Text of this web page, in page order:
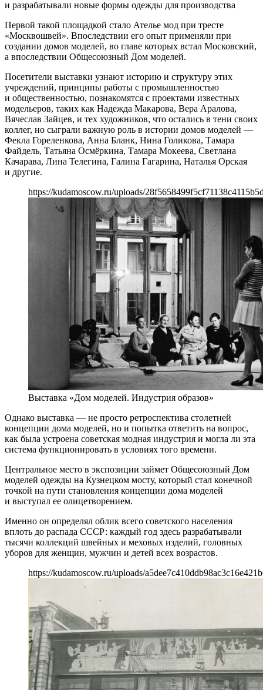
и разрабатывали новые формы одежды для производства
Первой такой площадкой стало Ателье мод при тресте
«Москвошвей». Впоследствии его опыт применяли при
создании домов моделей, во главе которых встал Московский,
а впоследствии Общесоюзный Дом моделей.
Посетители выставки узнают историю и структуру этих
учреждений, принципы работы с промышленностью
и общественностью, познакомятся с проектами известных
модельеров, таких как Надежда Макарова, Вера Аралова,
Вячеслав Зайцев, и тех художников, что остались в тени своих
коллег, но сыграли важную роль в истории домов моделей —
Фекла Гореленкова, Анна Бланк, Нина Голикова, Тамара
Файдель, Татьяна Осмёркина, Тамара Мокеева, Светлана
Качарава, Лина Телегина, Галина Гагарина, Наталья Орская
и другие.
https://kudamoscow.ru/uploads/
Выставка «Дом моделей. Индустрия образов»
Однако выставка — не просто ретроспектива столетней
концепции дома моделей, но и попытка ответить на вопрос,
как была устроена советская модная индустрия и могла ли эта
система функционировать в условиях того времени.
Центральное место в экспозиции займет Общесоюзный Дом
моделей одежды на Кузнецком мосту, который стал конечной
точкой на пути становления концепции дома моделей
и выступал ее олицетворением.
Именно он определял облик всего советского населения
вплоть до распада СССР: каждый год здесь разрабатывали
тысячи коллекций швейных и меховых изделий, головных
уборов для женщин, мужчин и детей всех возрастов.
https://kudamoscow.ru/uploads/